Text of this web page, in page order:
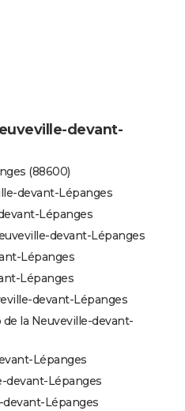
devant-
(88600)
devant-Lépanges
Lépanges
devant-Lépanges
Lépanges
Lépanges
devant-Lépanges
la Neuveville-devant-
Lépanges
devant-Lépanges
Lépanges